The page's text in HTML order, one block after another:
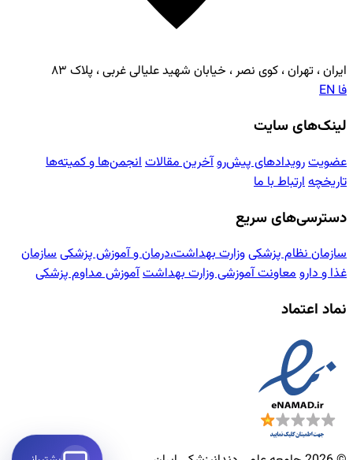
ایران ، تهران ، کوی نصر ، خیابان شهید علیالی غربی ، پلاک ۸۳
فاEN
لینک‌های سایت
عضویترویدادهای پیش‌روآخرین مقالاتانجمن‌ها و کمیته‌ها
تاریخچهارتباط با ما
دسترسی‌های سریع
سازمان نظام پزشکیوزارت بهداشت،درمان و آموزش پزشکیسازمان
غذا و دارومعاونت آموزشی وزارت بهداشتآموزش مداوم پزشکی
نماد اعتماد